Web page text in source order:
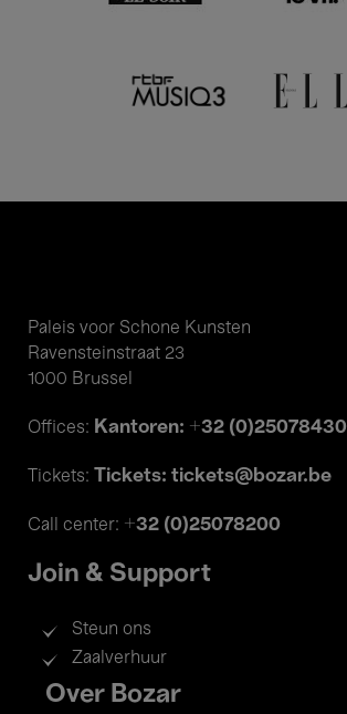
Paleis voor Schone Kunsten
Ravensteinstraat 23
1000 Brussel
Offices: Kantoren: +32 (0)25078430
Tickets: Tickets: tickets@bozar.be
Call center: +32 (0)25078200
Join & Support
Steun ons
Zaalverhuur
Footer
menu
Over Bozar